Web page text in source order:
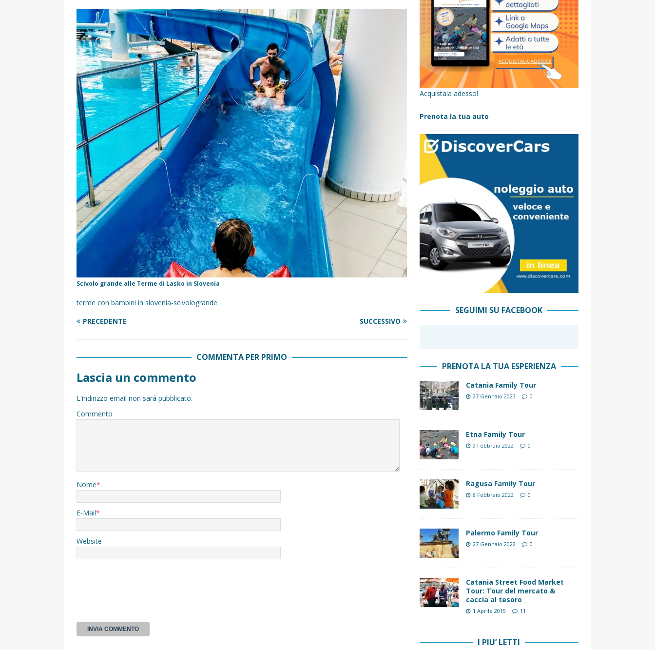
[ 17 Dicembre 2025 ] Organizzare un viaggio in Sicilia con i bambini (senza stress)
CONSIGLI
UTILI
[ 14 Settembre 2025 ] Rifugi e Bivacchi sull’Etna: Guida Completa per Famiglie
PARCHI NATURALI E AREE PICNIC
[ 2 Aprile 2025 ] Escursioni in Sicilia con bambini: itinerari imperdibili (+ consigli utili)- Parte 1
VIAGGI IN SICILIA
[ 17 Settembre 2023 ] Vendemmia con i bambini in Sicilia, dove andare?
DIDATTICHE
[ 19 Gennaio 2023 ]
Visitare la Fiumara d’Arte con i bambini, quando la natura incontra l’arte
VIAGGI IN SICILIA
[ 20 Marzo 2022 ]
Cosa fare in Sicilia con i bambini: mare, attività e tour a prova di famiglia
VIAGGI IN SICILIA
Scivolo grande alle Terme di Lasko in Slovenia
terme con bambini in slovenia-scivologrande
PRECEDENTE
SUCCESSIVO
COMMENTA PER PRIMO
Lascia un commento
L'indirizzo email non sarà pubblicato.
Commento
Nome*
E-Mail*
Website
Acquistala adesso!
Prenota la tua auto
SEGUIMI SU FACEBOOK
PRENOTA LA TUA ESPERIENZA
Catania Family Tour
27 Gennaio 2023 0
Etna Family Tour
9 Febbraio 2022 0
Ragusa Family Tour
8 Febbraio 2022 0
Palermo Family Tour
27 Gennaio 2022 0
Catania Street Food Market
Tour: Tour del mercato &
caccia al tesoro
1 Aprile 2019 11
I PIU’ LETTI